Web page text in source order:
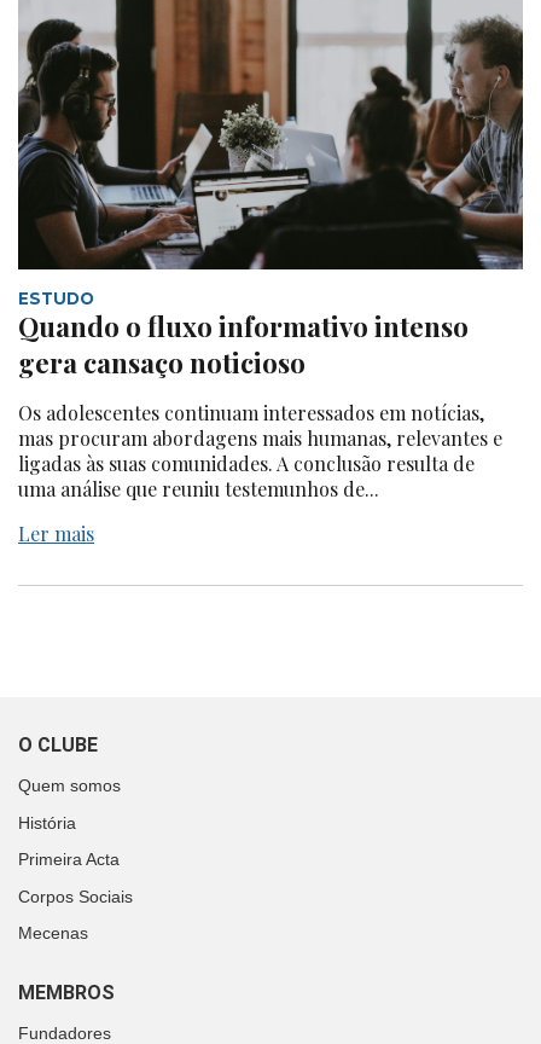
ESTUDO
Quando o fluxo informativo intenso
gera cansaço noticioso
Os adolescentes continuam interessados em notícias,
mas procuram abordagens mais humanas, relevantes e
ligadas às suas comunidades. A conclusão resulta de
uma análise que reuniu testemunhos de...
Ler mais
O CLUBE
Quem somos
História
Primeira Acta
Corpos Sociais
Mecenas
MEMBROS
Fundadores